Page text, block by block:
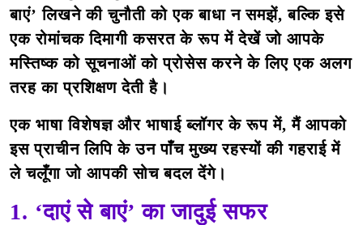
बाएं’ लिखने की चुनौती को एक बाधा न समझें, बल्कि इसे
एक रोमांचक दिमागी कसरत के रूप में देखें जो आपके
मस्तिष्क को सूचनाओं को प्रोसेस करने के लिए एक अलग
तरह का प्रशिक्षण देती है।
एक भाषा विशेषज्ञ और भाषाई ब्लॉगर के रूप में, मैं आपको
इस प्राचीन लिपि के उन पाँच मुख्य रहस्यों की गहराई में
ले चलूँगा जो आपकी सोच बदल देंगे।
1. ‘दाएं से बाएं’ का जादुई सफर